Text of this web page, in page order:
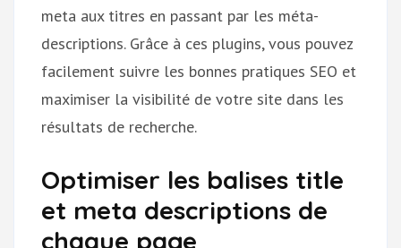
meta aux titres en passant par les méta-
descriptions. Grâce à ces plugins, vous pouvez
facilement suivre les bonnes pratiques SEO et
maximiser la visibilité de votre site dans les
résultats de recherche.
Optimiser les balises title
et meta descriptions de
chaque page